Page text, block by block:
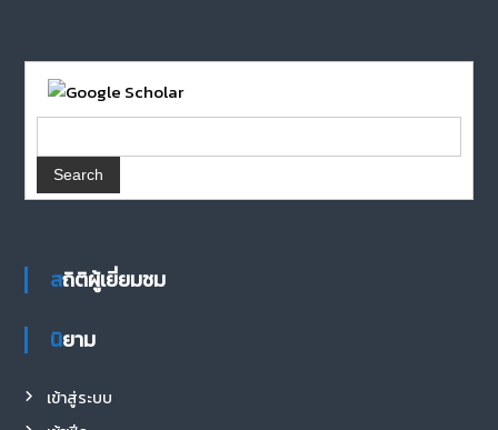
สถิติผู้เยี่ยมชม
นิยาม
เข้าสู่ระบบ